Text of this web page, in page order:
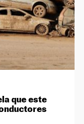
que este